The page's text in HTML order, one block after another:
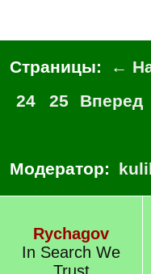
Страницы: ←
24
25 Вперед
Модератор:
Rychagov
In Search We